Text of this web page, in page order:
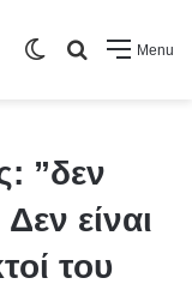
Menu
Search
Switch
”δεν
είναι
του